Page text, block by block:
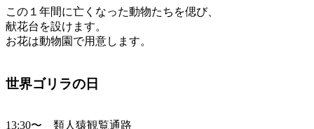
この１年間に亡くなった動物たちを偲び、
献花台を設けます。
お花は動物園で用意します。
世界ゴリラの日
13:30〜 類人猿観覧通路